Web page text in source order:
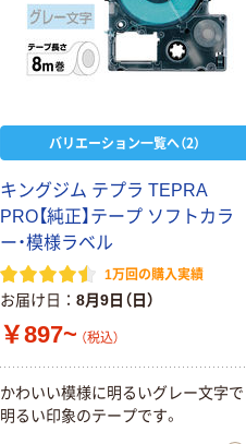
バリエーション一覧へ（2）
キングジム テプラ TEPRA
PRO【純正】テープ ソフトカラ
ー・模様ラベル
1万回の購入実績
お届け日 8月9日（日）
￥897~ （税込）
かわいい模様に明るいグレー文字で
明るい印象のテープです。